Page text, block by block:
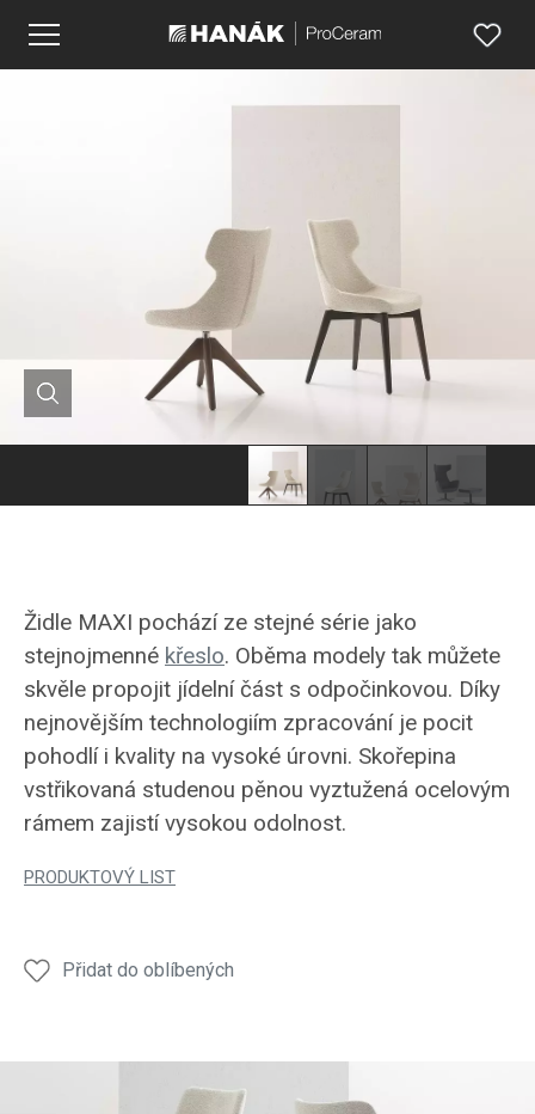
Židle MAXI pochází ze stejné série jako
stejnojmenné křeslo. Oběma modely tak můžete
skvěle propojit jídelní část s odpočinkovou. Díky
nejnovějším technologiím zpracování je pocit
pohodlí i kvality na vysoké úrovni. Skořepina
vstřikovaná studenou pěnou vyztužená ocelovým
rámem zajistí vysokou odolnost.
PRODUKTOVÝ LIST
Přidat do oblíbených